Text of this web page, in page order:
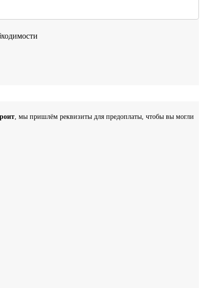
, мы пришлём реквизиты для предоплаты, чтобы вы могли